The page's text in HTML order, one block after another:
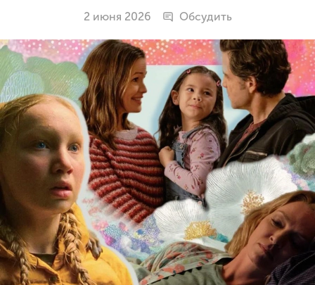
2 июня 2026 Обсудить